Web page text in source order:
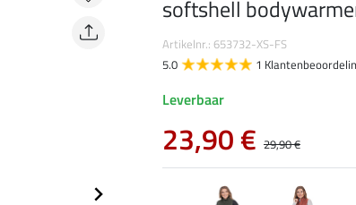
softshell
Artikelnr.: 653732-XS-FS
5.0
1
Leverbaar
23,90 € 29,90 €